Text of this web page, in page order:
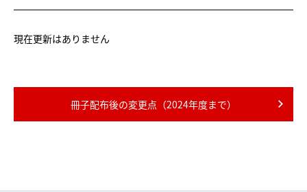
現在更新はありません
冊子配布後の変更点（2024年度まで）